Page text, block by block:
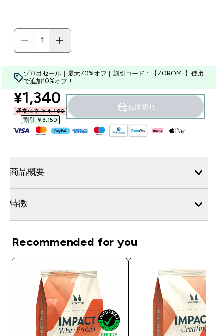
ゾロ目セール｜最大70%オフ｜割引コード：【ZOROME】使用
で追加10%オフ！
discounted price
¥1,340‎
通常価格 ￥4,490‎
割引 ￥3,150‎
在庫切れ
商品概要
特徴
Recommended for you